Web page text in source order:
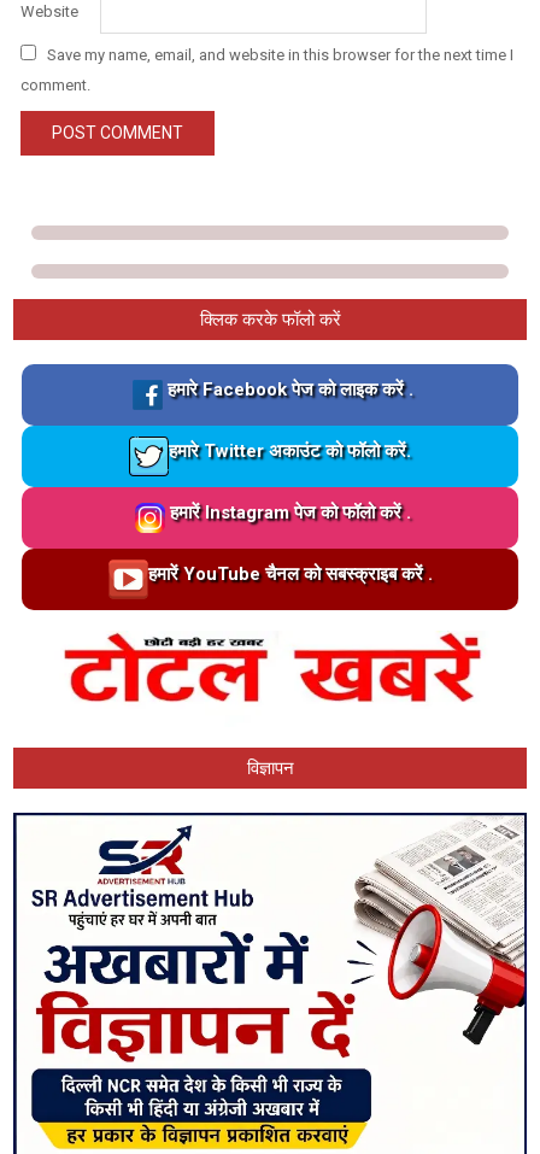
Website
Save my name, email, and website in this browser for the next time I
comment.
क्लिक करके फॉलो करें
Loading…
हमारे Facebook पेज को लाइक करें .
Loading…
हमारे Twitter अकाउंट को फॉलो करें.
Loading…
हमारें Instagram पेज को फॉलो करें .
Loading…हमारें YouTube चैनल को सबस्क्राइब करें .
विज्ञापन